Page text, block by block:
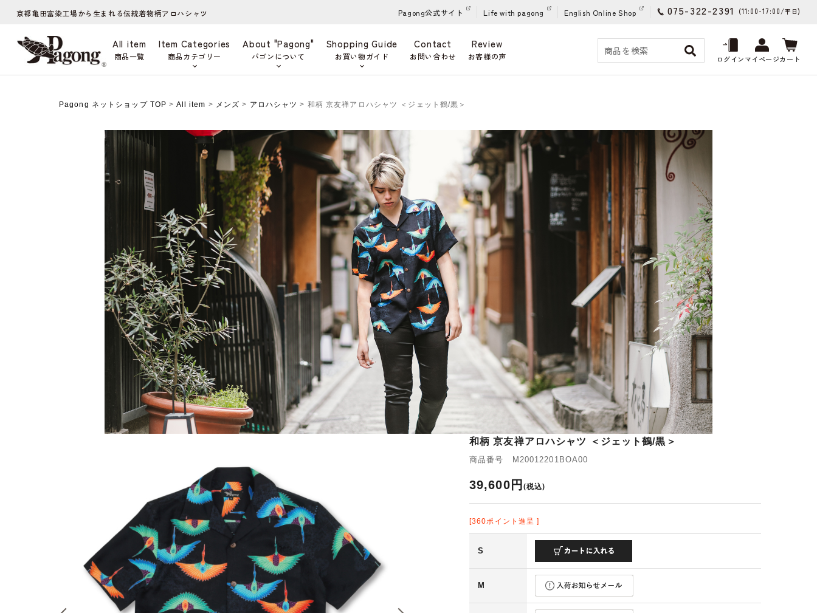
京都亀田富染工場から生まれる伝統着物柄アロハシャツ Pagong公式サイト Life with pagong English Online Shop 075-322-2391 (11:00-17:00/平日)
All item
商品一覧
Item Categories
商品カテゴリー
About "Pagong"
パゴンについて
Shopping Guide
お買い物ガイド
Contact
お問い合わせ
Review
お客様の声 ログインマイページカート
Pagong ネットショップ TOP > All item > メンズ > アロハシャツ > 和柄 京友禅アロハシャツ ＜ジェット鶴/黒＞
和柄 京友禅アロハシャツ ＜ジェット鶴/黒＞
商品番号 M20012201BOA00
39,600円 (税込)
[360ポイント進呈 ]
S
M